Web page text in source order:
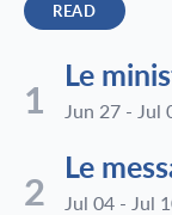
READ
1
Le
Jun 27 - Jul
2
Le
Jul 04 - Jul